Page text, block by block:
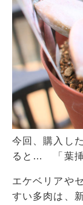
今回、購入し
ると… 「葉挿
エケベリアや
すい多肉は、